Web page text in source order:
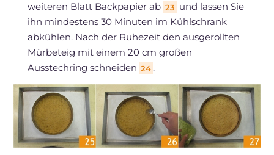
weiteren Blatt Backpapier ab 23 und lassen Sie
ihn mindestens 30 Minuten im Kühlschrank
abkühlen. Nach der Ruhezeit den ausgerollten
Mürbeteig mit einem 20 cm großen
Ausstechring schneiden 24 .